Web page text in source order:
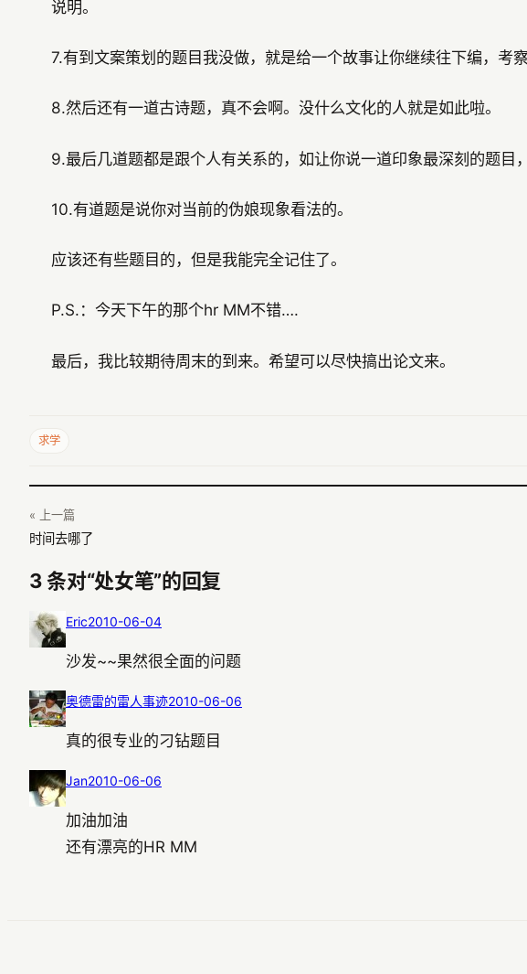
说明。
7.有到文案策划的题目我没做，就是给一个故事让你继续往下编，考
8.然后还有一道古诗题，真不会啊。没什么文化的人就是如此啦。
9.最后几道题都是跟个人有关系的，如让你说一道印象最深刻的题目
10.有道题是说你对当前的伪娘现象看法的。
应该还有些题目的，但是我能完全记住了。
P.S.：今天下午的那个hr MM不错….
最后，我比较期待周末的到来。希望可以尽快搞出论文来。
求学
« 上一篇
时间去哪了
3 条对“处女笔”的回复
Eric2010-06-04
沙发~~果然很全面的问题
奥德雷的雷人事迹2010-06-06
真的很专业的刁钻题目
Jan2010-06-06
加油加油
还有漂亮的HR MM